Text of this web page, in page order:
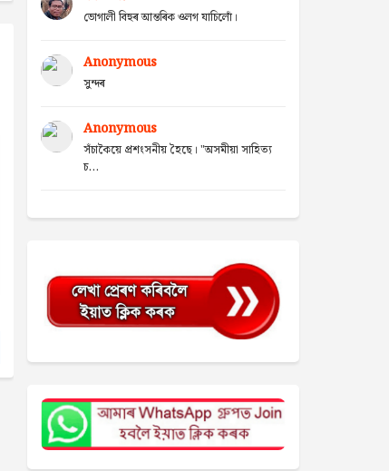
ভোগালী বিহুৰ আন্তৰিক ওলগ যাচিলোঁ।
Anonymous
সুন্দৰ
Anonymous
সঁচাকৈয়ে প্ৰশংসনীয় হৈছে। "অসমীয়া সাহিত্য
চ...